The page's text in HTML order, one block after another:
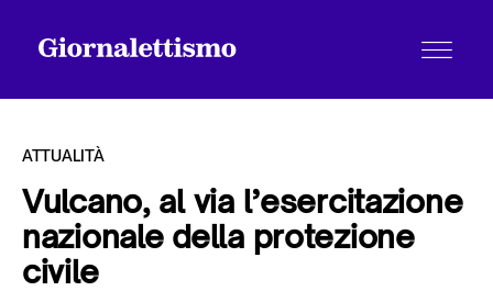
Tutti gli articoli
ATTUALITÀ
Vulcano, al via l’esercitazione
nazionale della protezione
civile